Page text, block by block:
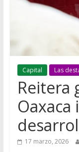
Capital Las
Reitera
Oaxaca
17 marzo, 2026